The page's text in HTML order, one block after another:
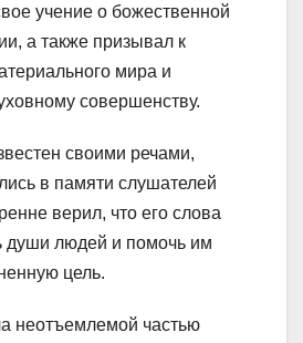
учение о божественной
а также призывал к
мира и
совершенству.
своими речами,
в памяти слушателей
верил, что его слова
души людей и помочь им
цель.
неотъемлемой частью